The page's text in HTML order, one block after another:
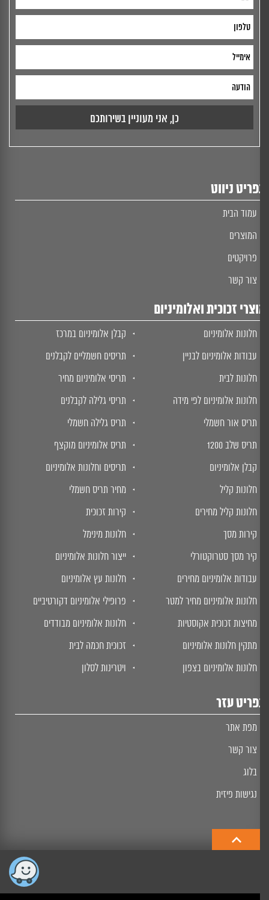
ניווט
עמוד הבית
המוצרים
פרויקטים
צור קשר
זכוכית ואלומיניום
חלונות אלומיניום
עבודות אלומיניום לבניין
חלונות לבית
חלונות אלומיניום לפי מידה
תריס אור חשמלי
תריס שלב 1200
קבלן אלומיניום
חלונות קליל
חלונות קליל מחירים
קירות מסך
קיר מסך סטרוקטורלי
עבודות אלומיניום מחירים
חלונות אלומיניום מחיר למטר
מחיצות זכוכית אקוסטיות
מתקין חלונות אלומיניום
חלונות אלומיניום בצפון
קבלן אלומיניום במרכז
תריסים חשמליים לקבלנים
תריסי אלומיניום מחיר
תריסי גלילה לקבלנים
תריס גלילה חשמלי
תריס אלומיניום מוקצף
תריסים וחלונות אלומיניום
מחיר תריס חשמלי
קירות זכוכית
חלונות מינימל
ייצור חלונות אלומיניום
חלונות עץ אלומיניום
פרופילי אלומיניום דקורטיביים
חלונות אלומיניום מבודדים
זכוכית חכמה לבית
ויטרינות לסלון
עזר
מפת אתר
צור קשר
בלוג
נגישות פיזית